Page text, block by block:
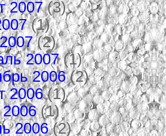
2007(3)
(1)
(2)
2007(1)
2006(2)
2006(1)
(1)
2006(2)